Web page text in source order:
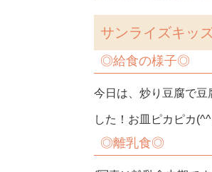
サンライズキッ
◎給食の様子◎
今日は、炒り豆腐で豆
した！お皿ピカピカ
◎離乳食◎